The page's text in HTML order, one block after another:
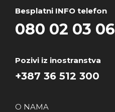
Besplatni INFO telefon
080 02 03 06
Pozivi iz inostranstva
+387 36 512 300
O NAMA